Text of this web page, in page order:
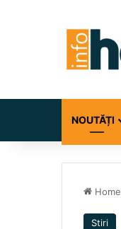
NOUTĂȚI
Home
Stiri